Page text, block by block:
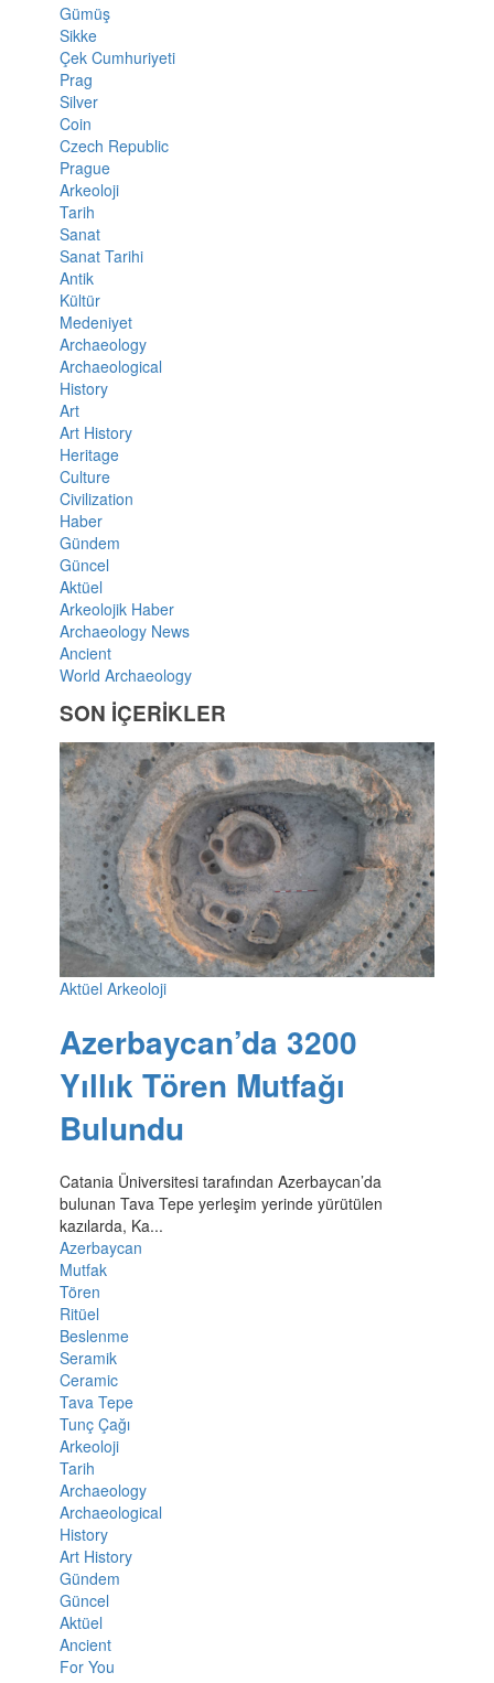
Gümüş
Sikke
Çek Cumhuriyeti
Prag
Silver
Coin
Czech Republic
Prague
Arkeoloji
Tarih
Sanat
Sanat Tarihi
Antik
Kültür
Medeniyet
Archaeology
Archaeological
History
Art
Art History
Heritage
Culture
Civilization
Haber
Gündem
Güncel
Aktüel
Arkeolojik Haber
Archaeology News
Ancient
World Archaeology
SON İÇERİKLER
Aktüel Arkeoloji
Azerbaycan’da 3200
Yıllık Tören Mutfağı
Bulundu
Catania Üniversitesi tarafından Azerbaycan’da
bulunan Tava Tepe yerleşim yerinde yürütülen
kazılarda, Ka...
Azerbaycan
Mutfak
Tören
Ritüel
Beslenme
Seramik
Ceramic
Tava Tepe
Tunç Çağı
Arkeoloji
Tarih
Archaeology
Archaeological
History
Art History
Gündem
Güncel
Aktüel
Ancient
For You